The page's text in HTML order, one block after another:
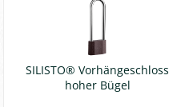
SILISTO® Vorhängeschloss
hoher Bügel